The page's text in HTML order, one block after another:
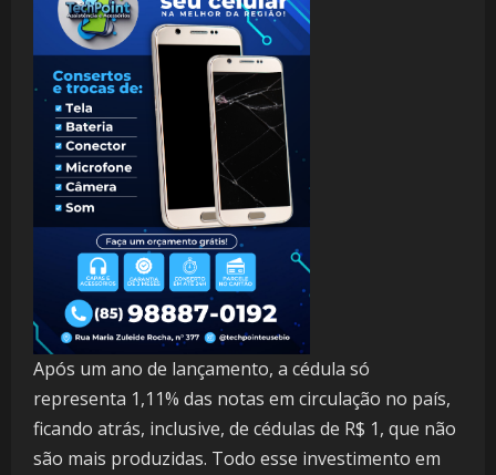
Após um ano de lançamento, a cédula só
representa 1,11% das notas em circulação no país,
ficando atrás, inclusive, de cédulas de R$ 1, que não
são mais produzidas. Todo esse investimento em